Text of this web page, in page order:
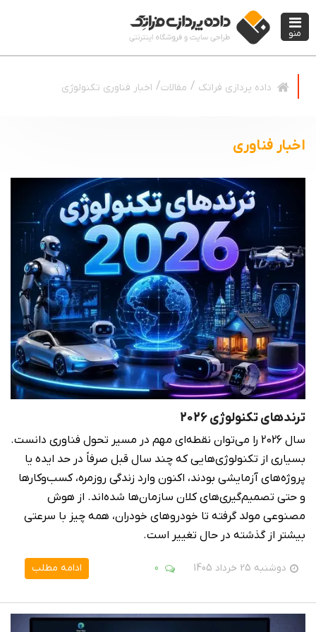
داده پردازی فراتک مقالات اخبار فناوری تکنولوژی
اخبار فناوری
ترندهای تکنولوژی 2026
سال 2026 را می‌توان نقطه‌ای مهم در مسیر تحول فناوری دانست.
بسیاری از تکنولوژی‌هایی که چند سال قبل صرفاً در حد ایده یا
پروژه‌های آزمایشی بودند، اکنون وارد زندگی روزمره، کسب‌وکارها
و حتی تصمیم‌گیری‌های کلان سازمان‌ها شده‌اند. از هوش
مصنوعی مولد گرفته تا خودروهای خودران، همه چیز با سرعتی
بیشتر از گذشته در حال تغییر است.
دوشنبه 25 خرداد 1405 0 ادامه مطلب
منو